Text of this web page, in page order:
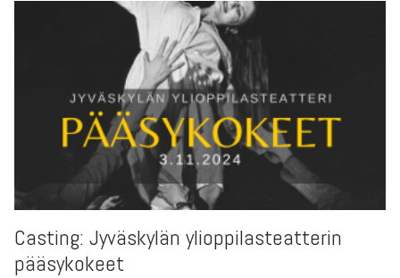
Casting: Jyväskylän ylioppilasteatterin
pääsykokeet